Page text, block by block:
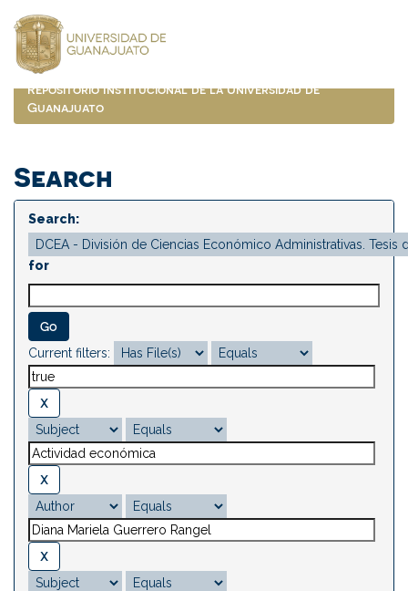
navigation
Repositorio Institucional de la Universidad de
Guanajuato
Search
Search:
for
Current filters: